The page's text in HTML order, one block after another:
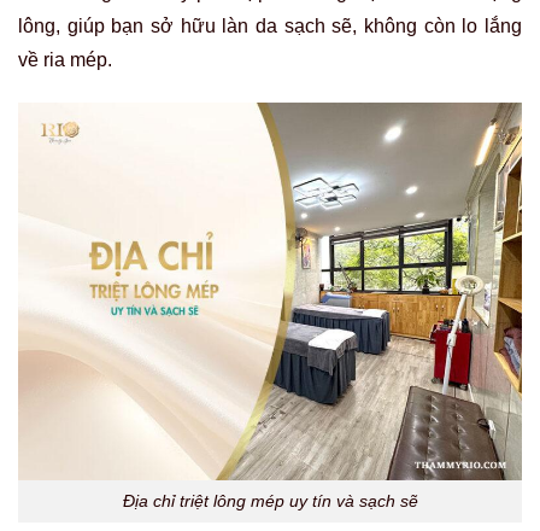
lông, giúp bạn sở hữu làn da sạch sẽ, không còn lo lắng
về ria mép.
Địa chỉ triệt lông mép uy tín và sạch sẽ